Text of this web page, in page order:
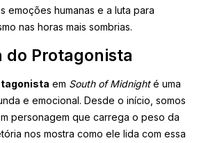
emoções humanas e a luta para
nas horas mais sombrias.
do Protagonista
em South of Midnighté uma
e emocional. Desde o início, somos
personagem que carrega o peso da
nos mostra como ele lida com essa